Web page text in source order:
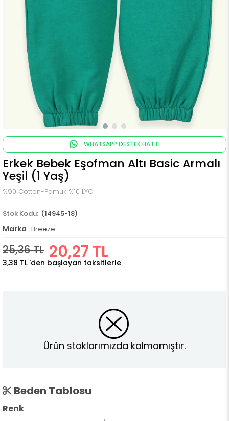
WHATSAPP DESTEK HATTI
Erkek Bebek Eşofman Altı Basic Armalı
Yeşil (1 Yaş)
%90 Cotton-Pamuk %10 LYC
(14945-18)
Marka : Breeze
25,36 TL 20,27 TL
3,38 TL 'den başlayan taksitlerle
Ürün stoklarımızda kalmamıştır.
Beden Tablosu
Renk